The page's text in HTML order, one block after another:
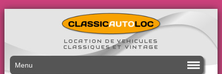
LOCATION DE VEHICULES
CLASSIQUES ET VINTAGE
Menu